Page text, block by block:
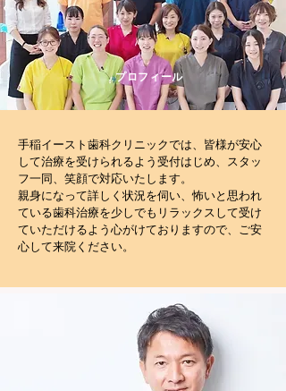
​プロフィール
手稲イースト歯科クリニックでは、皆様が安心
して治療を受けられるよう受付はじめ、スタッ
フ一同、笑顔で対応いたします。
親身になって詳しく状況を伺い、怖いと思われ
ている歯科治療を少しでもリラックスして受け
ていただけるよう心がけておりますので、ご安
心して来院ください。